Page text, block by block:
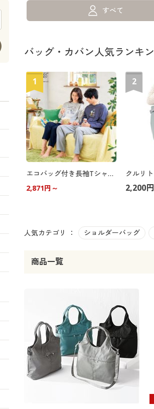
ジュニア・ティーンズ下着
すべて
バッグ・カバン人気ランキ
1
エコバッグ付き長袖Tシャツ(男女兼用)(SNOOPY)
2,871円～
2
2,200円
人気カテゴリ ： ショルダーバッグ
商品一覧